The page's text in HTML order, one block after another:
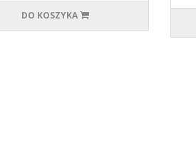
DO KOSZYKA